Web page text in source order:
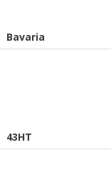
Bavaria
43HT